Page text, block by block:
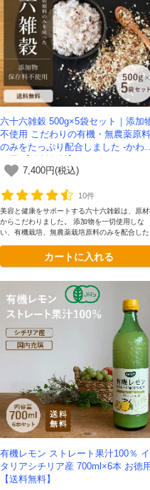
六十六雑穀 500g×5袋セット｜添加
不使用 こだわりの有機・無農薬原料
のみをたっぷり配合しました -かわ
7,400円(税込)
10件
美容と健康をサポートする六十六雑穀は、原
からこだわりました。 添加物を一切使用しな
い、有機栽培、無農薬栽培原料のみを配合した
カートに入れる
有機レモン ストレート果汁100％ イ
タリアシチリア産 700ml×6本 お徳用
【送料無料】